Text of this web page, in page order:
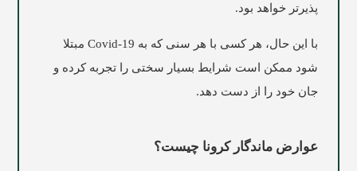
پذیرتر خواهد بود.
با این حال، هر کسی با هر سنی که به Covid-19 مبتلا
شود ممکن است شرایط بسیار سختی را تجربه کرده و
جان خود را از دست دهد.
عوارض ماندگار کرونا چیست؟